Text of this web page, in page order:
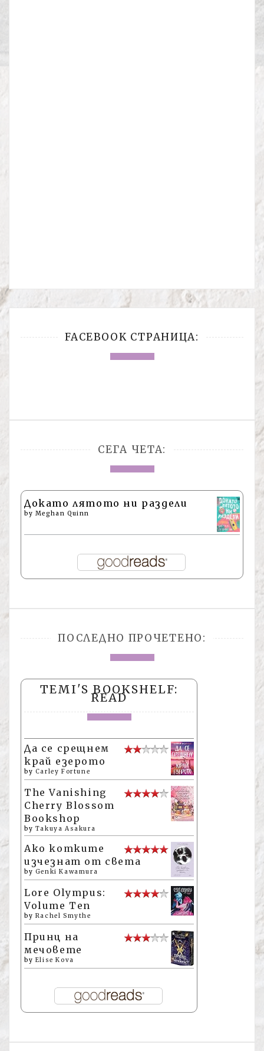
FACEBOOK СТРАНИЦА:
СЕГА ЧЕТА:
Докато лятото ни раздели
by Meghan Quinn
ПОСЛЕДНО ПРОЧЕТЕНО:
TEMI'S BOOKSHELF:
READ
Да се срещнем
край езерото
by Carley Fortune
The Vanishing
Cherry Blossom
Bookshop
by Takuya Asakura
Ако котките
изчезнат от света
by Genki Kawamura
Lore Olympus:
Volume Ten
by Rachel Smythe
Принц на
мечовете
by Elise Kova